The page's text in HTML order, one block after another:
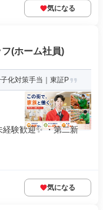
気になる
(ホーム社員)
化対策手当｜東証P
験歓迎✨ ・第二新
気になる